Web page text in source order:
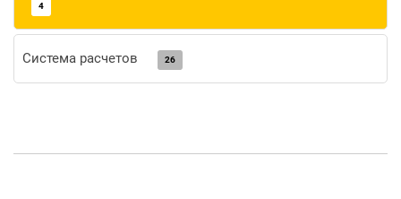
4
Система расчетов 26